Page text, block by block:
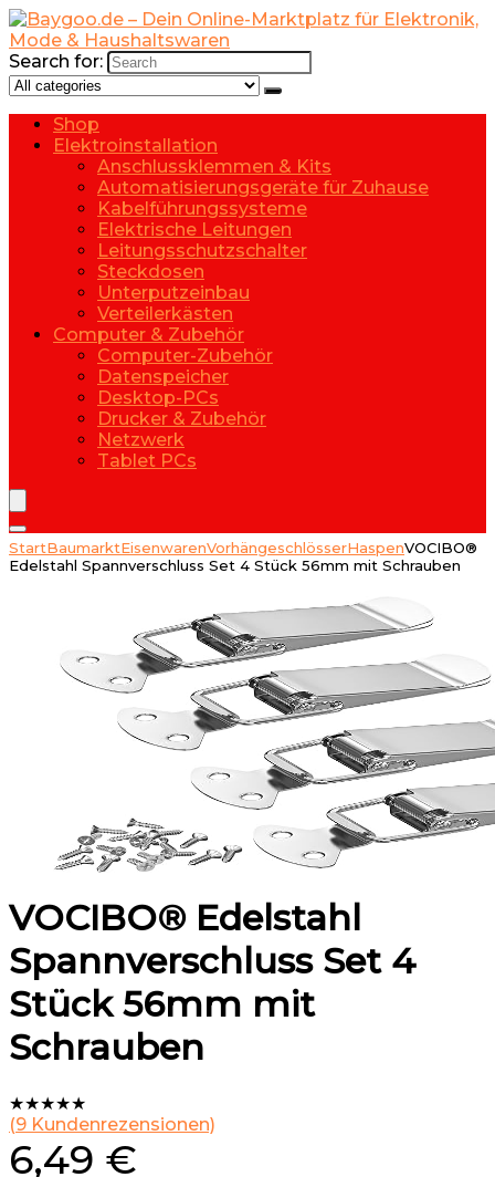
Search for:
Shop
Elektroinstallation
Anschlussklemmen & Kits
Automatisierungsgeräte für Zuhause
Kabelführungssysteme
Elektrische Leitungen
Leitungsschutzschalter
Steckdosen
Unterputzeinbau
Verteilerkästen
Computer & Zubehör
Computer-Zubehör
Datenspeicher
Desktop-PCs
Drucker & Zubehör
Netzwerk
Tablet PCs
StartBaumarktEisenwarenVorhängeschlösserHaspenVOCIBO®
Edelstahl Spannverschluss Set 4 Stück 56mm mit Schrauben
VOCIBO® Edelstahl
Spannverschluss Set 4
Stück 56mm mit
Schrauben
★★★★★
(9 Kundenrezensionen)
6,49 €